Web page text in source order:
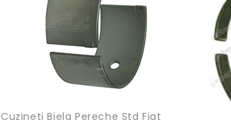
Cuzineti Biela Pereche Std Fiat